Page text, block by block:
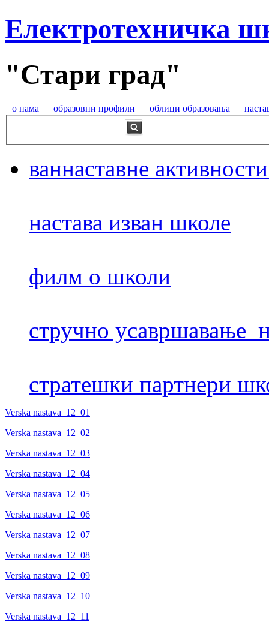
Електротехничка
"Стари град"
о нама образовни профили облици образовања
ваннаставне
настава изван школе
филм о школи
стручно усавршавање
стратешки партнери
Verska nastava_12_01
Verska nastava_12_02
Verska nastava_12_03
Verska nastava_12_04
Verska nastava_12_05
Verska nastava_12_06
Verska nastava_12_07
Verska nastava_12_08
Verska nastava_12_09
Verska nastava_12_10
Verska nastava_12_11